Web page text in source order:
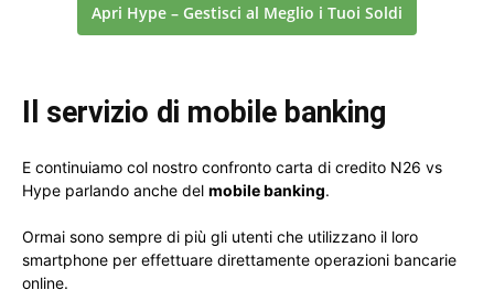
Apri Hype – Gestisci al Meglio i Tuoi Soldi
Il servizio di mobile banking
E continuiamo col nostro confronto carta di credito N26 vs
Hype parlando anche del mobile banking.
Ormai sono sempre di più gli utenti che utilizzano il loro
smartphone per effettuare direttamente operazioni bancarie
online.